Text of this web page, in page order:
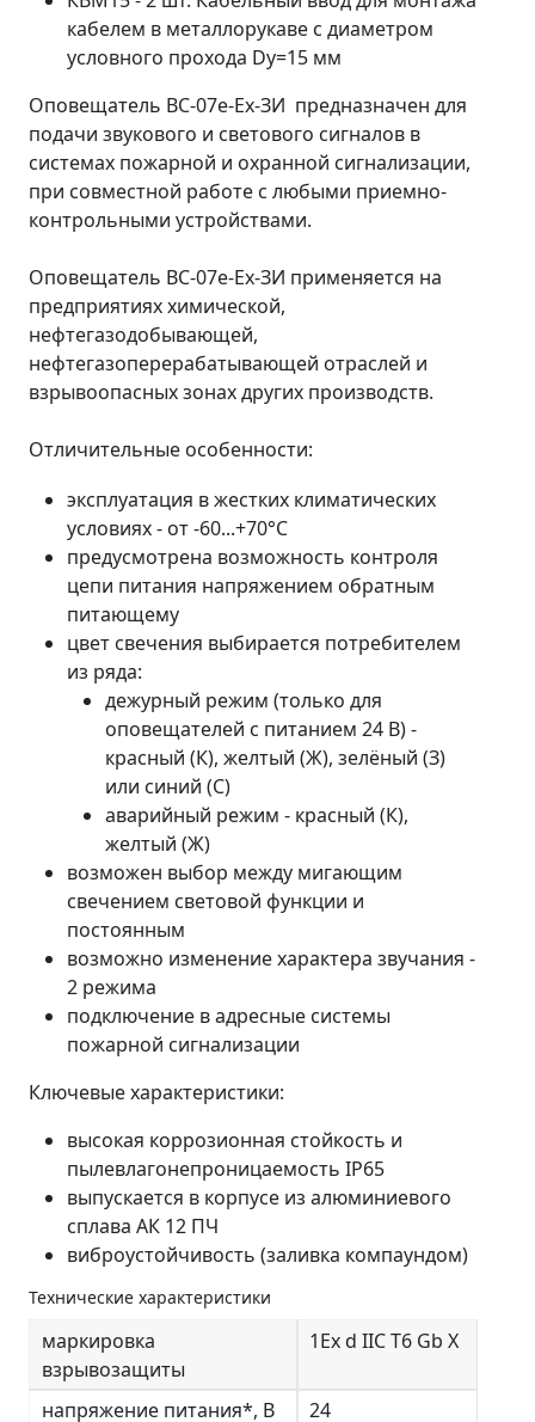
кабелем в металлорукаве с диаметром
условного прохода Dу=15 мм
Оповещатель ВС-07е-Ех-ЗИ предназначен для
подачи звукового и светового сигналов в
системах пожарной и охранной сигнализации,
при совместной работе с любыми приемно-
контрольными устройствами.
Оповещатель ВС-07е-Ех-ЗИ применяется на
предприятиях химической,
нефтегазодобывающей,
нефтегазоперерабатывающей отраслей и
взрывоопасных зонах других производств.
Отличительные особенности:
эксплуатация в жестких климатических
условиях - от -60...+70°С
предусмотрена возможность контроля
цепи питания напряжением обратным
питающему
цвет свечения выбирается потребителем
из ряда:
дежурный режим (только для
оповещателей с питанием 24 В) -
красный (К), желтый (Ж), зелёный (З)
или синий (С)
аварийный режим - красный (К),
желтый (Ж)
возможен выбор между мигающим
свечением световой функции и
постоянным
возможно изменение характера звучания -
2 режима
подключение в адресные системы
пожарной сигнализации
Ключевые характеристики:
высокая коррозионная стойкость и
пылевлагонепроницаемость IP65
выпускается в корпусе из алюминиевого
сплава АК 12 ПЧ
виброустойчивость (заливка компаундом)
Технические характеристики
маркировка
взрывозащиты
1Ех d IIС T6 Gb Х
напряжение питания*, В
24